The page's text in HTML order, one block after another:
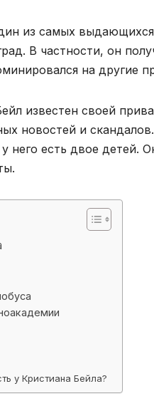
из самых
В частности, он
на другие
известен своей
новостей и
него есть двое
у Кристиана Бейла?